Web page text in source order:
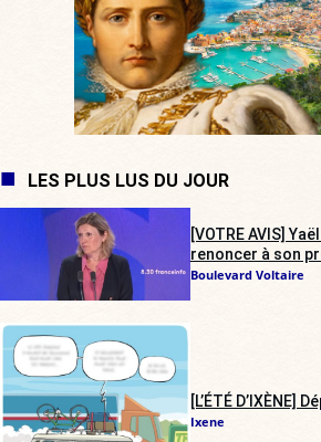
LES PLUS LUS DU JOUR
[VOTRE AVIS]
renoncer à son
Boulevard Voltaire
[L’ÉTÉ D’IXÈNE]
Ixene